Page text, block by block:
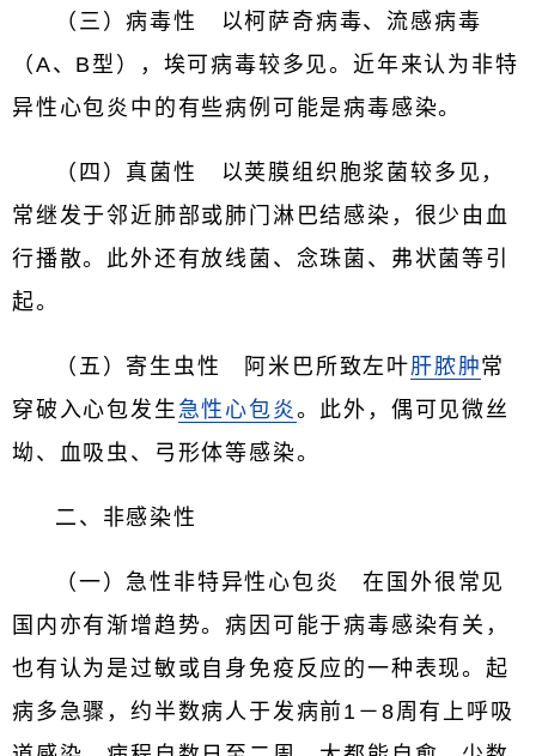
（三）病毒性 以柯萨奇病毒、流感病毒
（A、B型），埃可病毒较多见。近年来认为非特
异性心包炎中的有些病例可能是病毒感染。
（四）真菌性 以荚膜组织胞浆菌较多见，
常继发于邻近肺部或肺门淋巴结感染，很少由血
行播散。此外还有放线菌、念珠菌、弗状菌等引
起。
（五）寄生虫性 阿米巴所致左叶肝脓肿常
穿破入心包发生 急性心包炎 。此外，偶可见微丝
坳、血吸虫、弓形体等感染。
二、非感染性
（一）急性非特异性心包炎 在国外很常见
国内亦有渐增趋势。病因可能于病毒感染有关，
也有认为是过敏或自身免疫反应的一种表现。起
病多急骤，约半数病人于发病前1－8周有上呼吸